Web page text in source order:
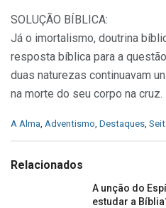
SOLUÇÃO BÍBLICA:
Já o imortalismo, doutrina
resposta bíblica para a
duas naturezas continuavam
na morte do seu corpo na cruz.
C
e
A Alma, Adventismo, Destaques,
Relacionados
A unção do
estudar a